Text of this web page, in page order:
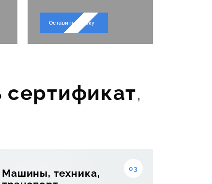
-
Оставить заявку
сертификат,
03
Машины, техника,